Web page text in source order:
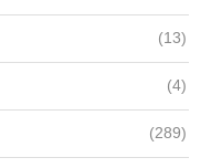
(13)
(4)
(289)